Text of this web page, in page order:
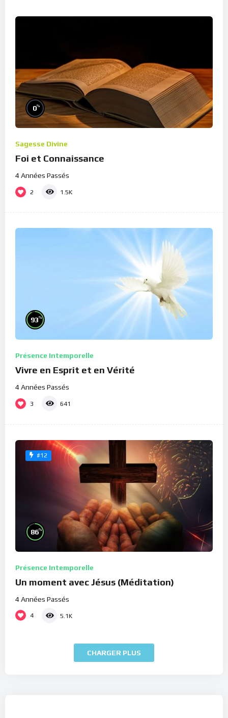
0%
Sagesse Divine
Foi et Connaissance
4 Années Passés
2 1.5K
93%
Présence Intemporelle
Vivre en Esprit et en Vérité
4 Années Passés
3 641
#12
86%
Présence Intemporelle
Un moment avec Jésus (Méditation)
4 Années Passés
4 5.1K
CHARGER PLUS